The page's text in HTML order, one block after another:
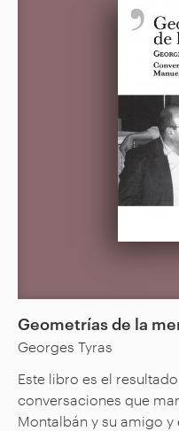
Geometrías de la
Georges Tyras
Este libro es el
conversaciones que
Montalbán y su amigo